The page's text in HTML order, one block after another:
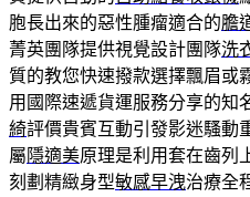
胞長出來的惡性腫瘤適合的膽
菁英團隊提供視覺設計團隊洗
質的教您快速撥款選擇飄眉或
用國際速遞貨運服務分享的知
綺評價貴賓互動引發影迷騷動
屬隱適美原理是利用套在齒列
刻劃精緻身型敏感早洩治療全